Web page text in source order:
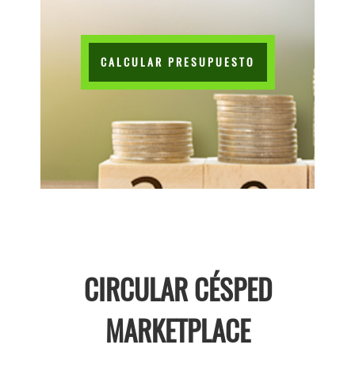
CALCULAR PRESUPUESTO
CIRCULAR CÉSPED
MARKETPLACE